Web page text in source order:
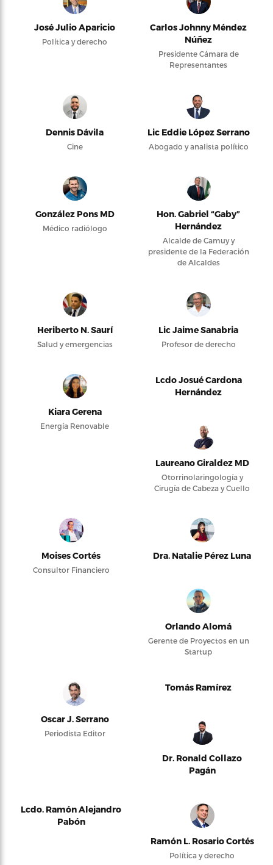
José Julio Aparicio
Política y derecho
Carlos Johnny Méndez
Núñez
Presidente Cámara de
Representantes
Dennis Dávila
Cine
Lic Eddie López Serrano
Abogado y analista político
González Pons MD
Médico radiólogo
Hon. Gabriel “Gaby”
Hernández
Alcalde de Camuy y
presidente de la Federación
de Alcaldes
Heriberto N. Saurí
Salud y emergencias
Lic Jaime Sanabria
Profesor de derecho
Kiara Gerena
Energía Renovable
Lcdo Josué Cardona
Hernández
Laureano Giraldez MD
Otorrinolaringología y
Cirugía de Cabeza y Cuello
Moises Cortés
Consultor Financiero
Dra. Natalie Pérez Luna
Orlando Alomá
Gerente de Proyectos en un
Startup
Oscar J. Serrano
Periodista Editor
Tomás Ramírez
Dr. Ronald Collazo
Pagán
Lcdo. Ramón Alejandro
Pabón
Ramón L. Rosario Cortés
Política y derecho